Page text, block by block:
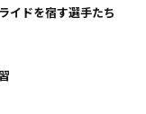
イドを宿す選手たち